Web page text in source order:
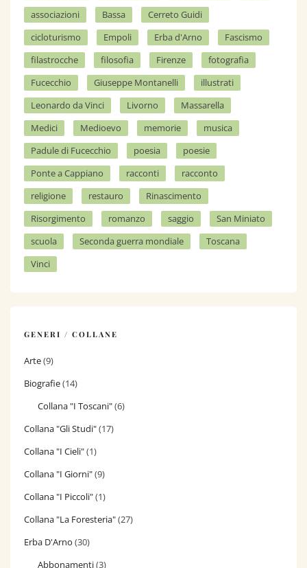
associazioni
Bassa
Cerreto Guidi
cicloturismo
Empoli Erba d'Arno
Fascismo
filastrocche
filosofia Firenze
fotografia
Fucecchio
Giuseppe Montanelli
illustrati
Leonardo da Vinci
Livorno
Massarella
Medici
Medioevo memorie
musica
Padule di Fucecchio
poesia
poesie
Ponte a Cappiano
racconti
racconto
religione
restauro
Rinascimento
Risorgimento
romanzo saggio
San Miniato
scuola
Seconda guerra mondiale
Toscana
Vinci
GENERI / COLLANE
Arte(9)
Biografie(14)
Collana "I Toscani"(6)
Collana "Gli Studi"(17)
Collana "I Cieli"(1)
Collana "I Giorni"(9)
Collana "I Piccoli"(1)
Collana "La Foresteria"(27)
Erba D'Arno (30)
Abbonamenti(3)